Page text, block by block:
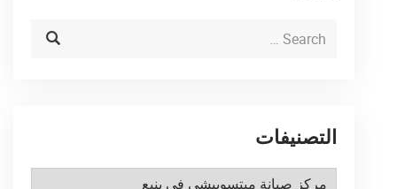
التصنيفات
التصنيفات